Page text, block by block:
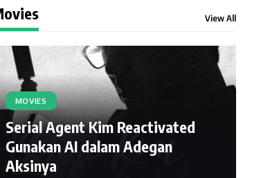
View All
MOVIES
Serial Agent Kim Reactivated
Gunakan AI dalam Adegan
Aksinya